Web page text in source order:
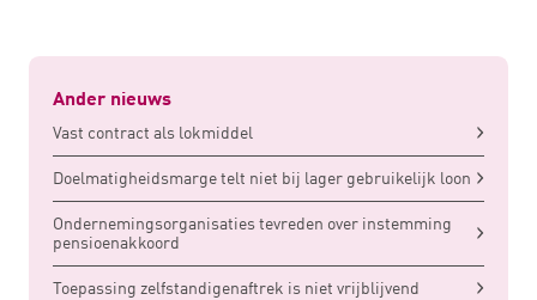
Ander nieuws
Vast contract als lokmiddel
Doelmatigheidsmarge telt niet bij lager gebruikelijk loon
Ondernemingsorganisaties tevreden over instemming
pensioenakkoord
Toepassing zelfstandigenaftrek is niet vrijblijvend